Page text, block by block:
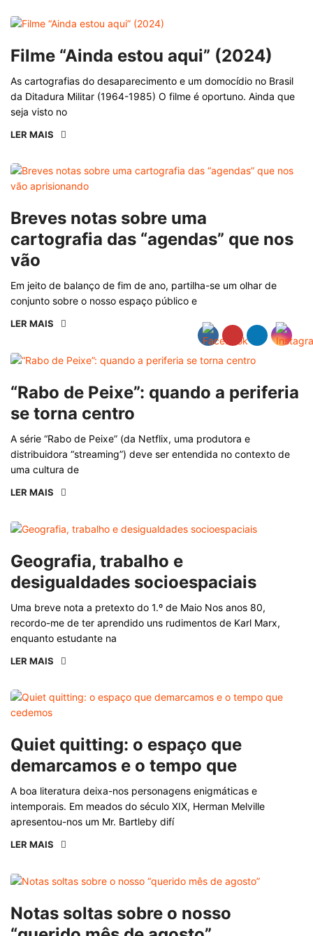
Filme “Ainda estou aqui” (2024)
As cartografias do desaparecimento e um domocídio no Brasil
da Ditadura Militar (1964-1985) O filme é oportuno. Ainda que
seja visto no
LER MAIS
Breves notas sobre uma
cartografia das “agendas” que nos
vão
Em jeito de balanço de fim de ano, partilha-se um olhar de
conjunto sobre o nosso espaço público e
LER MAIS
“Rabo de Peixe”: quando a periferia
se torna centro
A série “Rabo de Peixe” (da Netflix, uma produtora e
distribuidora “streaming”) deve ser entendida no contexto de
uma cultura de
LER MAIS
Geografia, trabalho e
desigualdades socioespaciais
Uma breve nota a pretexto do 1.º de Maio Nos anos 80,
recordo-me de ter aprendido uns rudimentos de Karl Marx,
enquanto estudante na
LER MAIS
Quiet quitting: o espaço que
demarcamos e o tempo que
A boa literatura deixa-nos personagens enigmáticas e
intemporais. Em meados do século XIX, Herman Melville
apresentou-nos um Mr. Bartleby difí
LER MAIS
Notas soltas sobre o nosso